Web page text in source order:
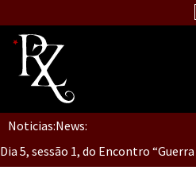
Inicio
Quiénes Somos
Noticias:News:
Dia 5, Sessão 2, Encontro “Guerra
Dia 5, sessão 1, do Encontro